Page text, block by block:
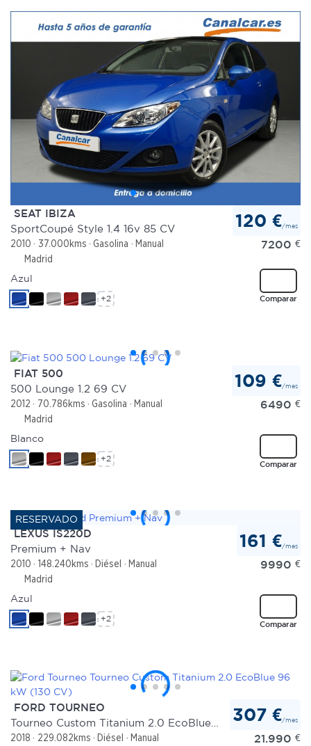
SEAT IBIZA
SportCoupé Style 1.4 16v 85 CV
2010 37.000kms Gasolina
Manual
Madrid
120 €/mes
7200 €
Comparar
Azul
+2
FIAT 500
500 Lounge 1.2 69 CV
2012 70.786kms Gasolina
Manual
Madrid
109 €/mes
6490 €
Comparar
Blanco
+2
LEXUS IS220D
Premium + Nav
2010 148.240kms Diésel
Manual
Madrid
161 €/mes
9990 €
Comparar
Azul
+2
FORD TOURNEO
2018 229.082kms Diésel
Manual
307 €/mes
21.990 €